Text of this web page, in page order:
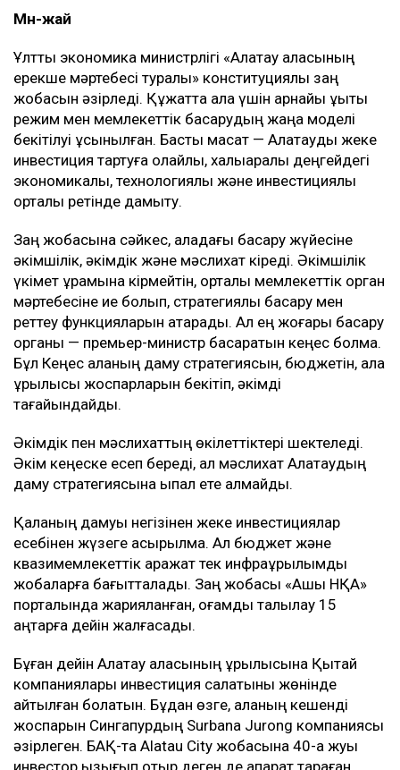
Мән-жай
Ұлттық экономика министрлігі «Алатау қаласының
ерекше мәртебесі туралы» конституциялық заң
жобасын әзірледі. Құжатта қала үшін арнайы құқықтық
режим мен мемлекеттік басқарудың жаңа моделі
бекітілуі ұсынылған. Басты мақсат — Алатауды жеке
инвестиция тартуға қолайлы, халықаралық деңгейдегі
экономикалық, технологиялық және инвестициялық
орталық ретінде дамыту.
Заң жобасына сәйкес, қаладағы басқару жүйесіне
әкімшілік, әкімдік және мәслихат кіреді. Әкімшілік
үкімет құрамына кірмейтін, орталық мемлекеттік орган
мәртебесіне ие болып, стратегиялық басқару мен
реттеу функцияларын атқарады. Ал ең жоғары басқару
органы — премьер-министр басқаратын кеңес болмақ.
Бұл Кеңес қаланың даму стратегиясын, бюджетін, қала
құрылысы жоспарларын бекітіп, әкімді
тағайындайды.
Әкімдік пен мәслихаттың өкілеттіктері шектеледі.
Әкім кеңеске есеп береді, ал мәслихат Алатаудың
даму стратегиясына ықпал ете алмайды.
Қаланың дамуы негізінен жеке инвестициялар
есебінен жүзеге асырылмақ. Ал бюджет және
квазимемлекеттік қаражат тек инфрақұрылымдық
жобаларға бағытталады. Заң жобасы «Ашық НҚА»
порталында жарияланған, қоғамдық талқылау 15
қаңтарға дейін жалғасады.
Бұған дейін Алатау қаласының құрылысына Қытай
компаниялары инвестиция салатыны жөнінде
айтылған болатын. Бұдан өзге, қаланың кешенді
жоспарын Сингапурдың Surbana Jurong компаниясы
әзірлеген. БАҚ-та Alatau City жобасына 40-қа жуық
инвестор қызығып отыр деген де ақпарат тараған.